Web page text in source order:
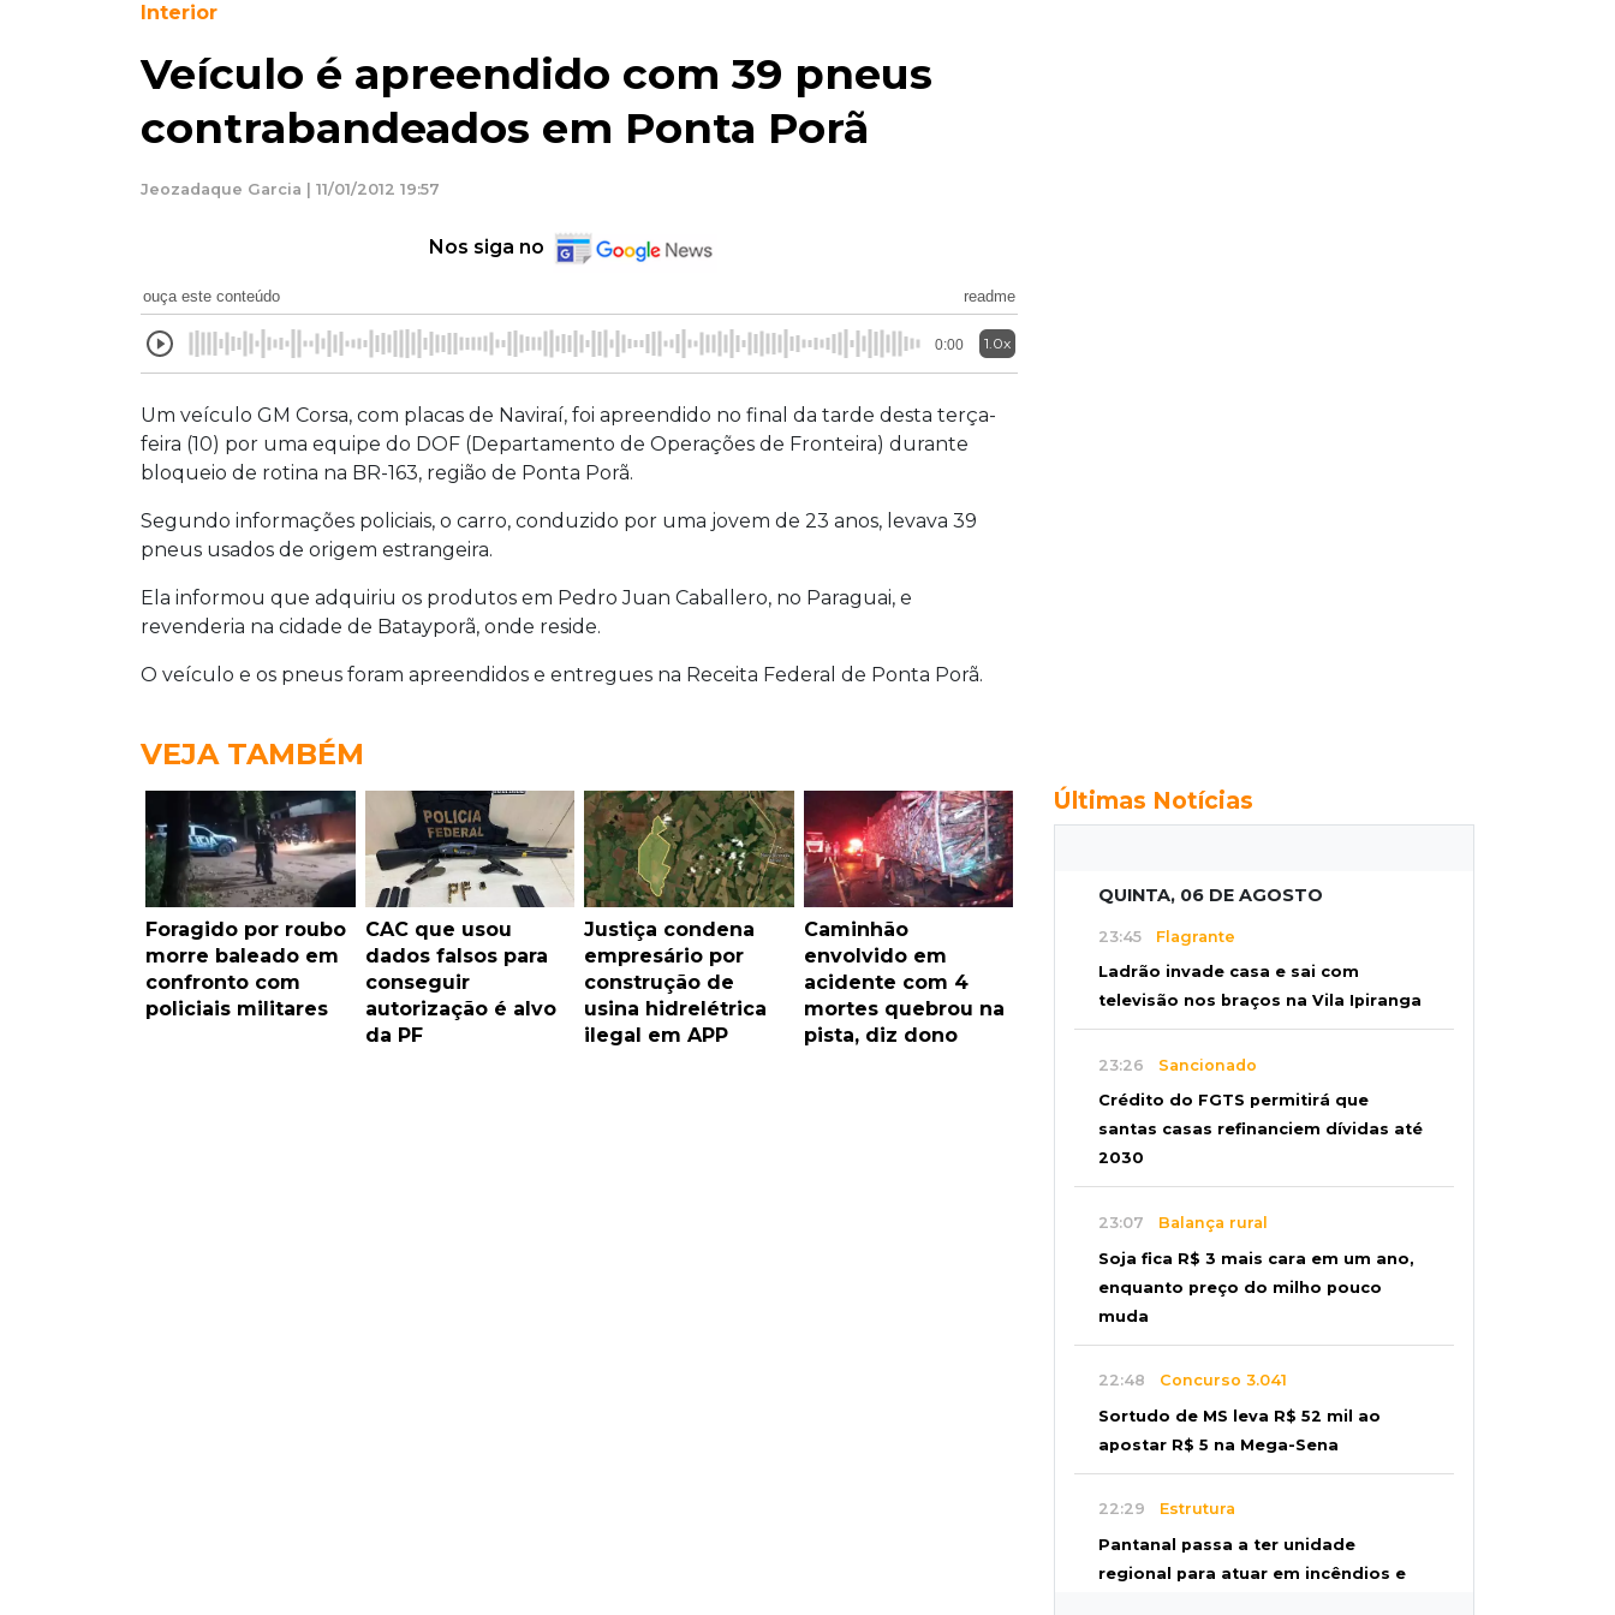
Interior
Veículo é apreendido com 39 pneus
contrabandeados em Ponta Porã
Jeozadaque Garcia | 11/01/2012 19:57
Nos siga no
ouça este conteúdo readme
0:00 1.0x
Um veículo GM Corsa, com placas de Naviraí, foi apreendido no final da tarde desta terça-
feira (10) por uma equipe do DOF (Departamento de Operações de Fronteira) durante
bloqueio de rotina na BR-163, região de Ponta Porã.
Segundo informações policiais, o carro, conduzido por uma jovem de 23 anos, levava 39
pneus usados de origem estrangeira.
Ela informou que adquiriu os produtos em Pedro Juan Caballero, no Paraguai, e
revenderia na cidade de Batayporã, onde reside.
O veículo e os pneus foram apreendidos e entregues na Receita Federal de Ponta Porã.
VEJA TAMBÉM
Foragido por roubo
morre baleado em
confronto com
policiais militares
CAC que usou
dados falsos para
conseguir
autorização é alvo
da PF
Justiça condena
empresário por
construção de
usina hidrelétrica
ilegal em APP
Caminhão
envolvido em
acidente com 4
mortes quebrou na
pista, diz dono
Últimas Notícias
QUINTA, 06 DE AGOSTO
23:45 Flagrante
Ladrão invade casa e sai com
televisão nos braços na Vila Ipiranga
23:26 Sancionado
Crédito do FGTS permitirá que
santas casas refinanciem dívidas até
2030
23:07 Balança rural
Soja fica R$ 3 mais cara em um ano,
enquanto preço do milho pouco
muda
22:48 Concurso 3.041
Sortudo de MS leva R$ 52 mil ao
apostar R$ 5 na Mega-Sena
22:29 Estrutura
Pantanal passa a ter unidade
regional para atuar em incêndios e